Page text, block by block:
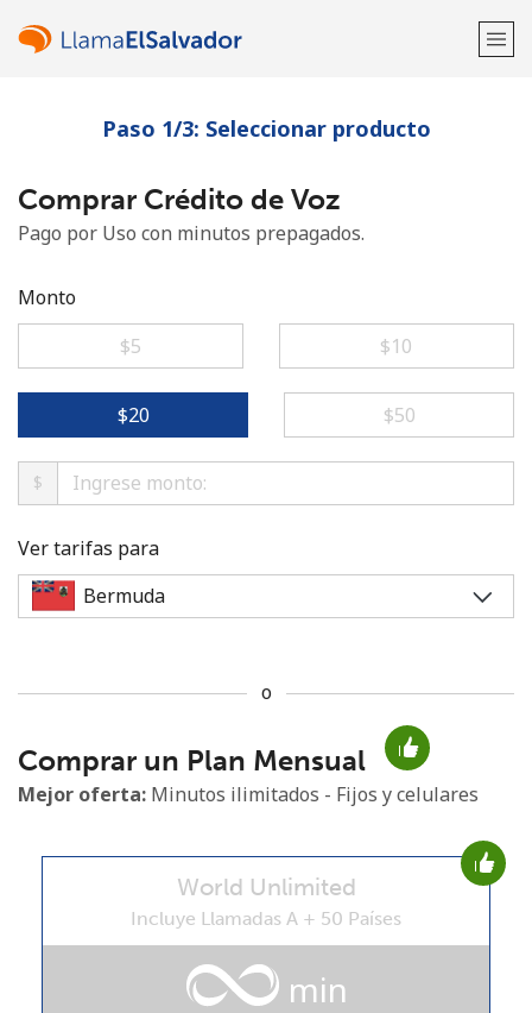
¡Bienvenido!
¿Ya tienes una cuenta?Inicia sesión →
No se ha creado una contraseña
Mínimo 8 caracteres
Una letra mayúscula y una minúscula
Un número
Paso 1/3: Seleccionar producto
Comprar Crédito de Voz
Pago por Uso con minutos prepagados.
Monto
⁦$5⁩
⁦$10⁩
⁦$20⁩ ⁦$50⁩
$
Ver tarifas para
o
Comprar un Plan Mensual
Mejor oferta: Minutos ilimitados - Fijos y celulares
World Unlimited
Incluye Llamadas A + 50 Países
min